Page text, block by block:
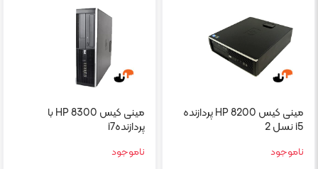
مینی کیس HP 8200 پردازنده
i5 نسل 2
ناموجود
مینی کیس HP 8300 با
پردازندهi7
ناموجود